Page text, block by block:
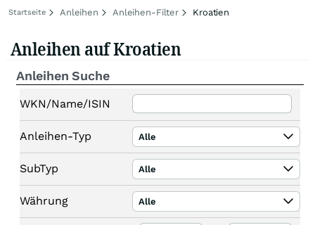
Startseite Anleihen Anleihen-Filter Kroatien
Anleihen auf Kroatien
Anleihen Suche
WKN/Name/ISIN
Anleihen-Typ Alle
SubTyp Alle
Währung Alle